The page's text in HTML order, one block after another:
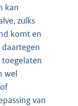
kan
zulks
komt en
wel
van